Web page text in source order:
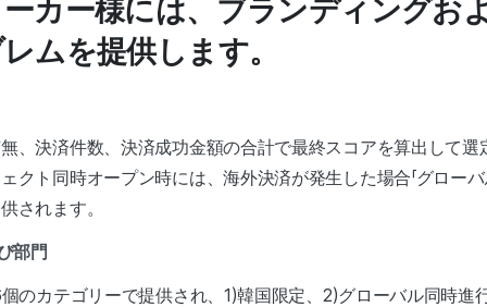
カー様には、ブランディングお
ムを提供します。
、決済件数、決済成功金額の合計で最終スコアを算出して選
クト同時オープン時には、海外決済が発生した場合「グローバ
されます。
部門
のカテゴリーで提供され、1)韓国限定、2)グローバル同時進